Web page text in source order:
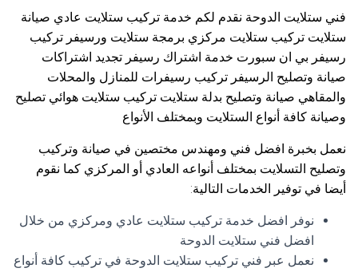
فني ستلايت الدوحة نقدم لكم خدمة تركيب ستلايت عادي صيانة
ستلايت تركيب ستلايت مركزي برمجة ستلايت ورسيفر تركيب
رسيفر بي ان سبورت خدمة اشتراك رسيفر تجديد اشتراكات
صيانة وتصليح الرسيفر تركيب رسيفرات للمنازل والمحلات
والمقاهي صيانة وتصليح بدلة ستلايت تركيب ستلايت هوائي تصليح
وصيانة كافة أنواع الستلايت وبمختلف الأنواع
نعمل بخبرة افضل فني ومهندس مختصين في صيانة وتركيب
وتصليح التسلايت بمختلف أنواعه العادي أو المركزي كما نقوم
أيضا في توفير الخدمات التالية:
نوفر افضل خدمة تركيب ستلايت عادي ومركزي من خلال
افضل فني ستلايت الدوحة
نعمل عبر فني تركيب ستلايت الدوحة في تركيب كافة أنواع